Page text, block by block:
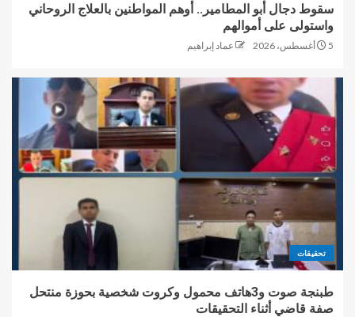
سقوط دجال أبو المطامير.. أوهم المواطنين بالعلاج الروحاني
واستولى على أموالهم
5 أغسطس، 2026 عماد إبراهيم
تحقيقات
طبنجة صوت و3هاتف محمول وكروت شخصية بحوزة منتحل
صفة قاضي أثناء التحقيقات